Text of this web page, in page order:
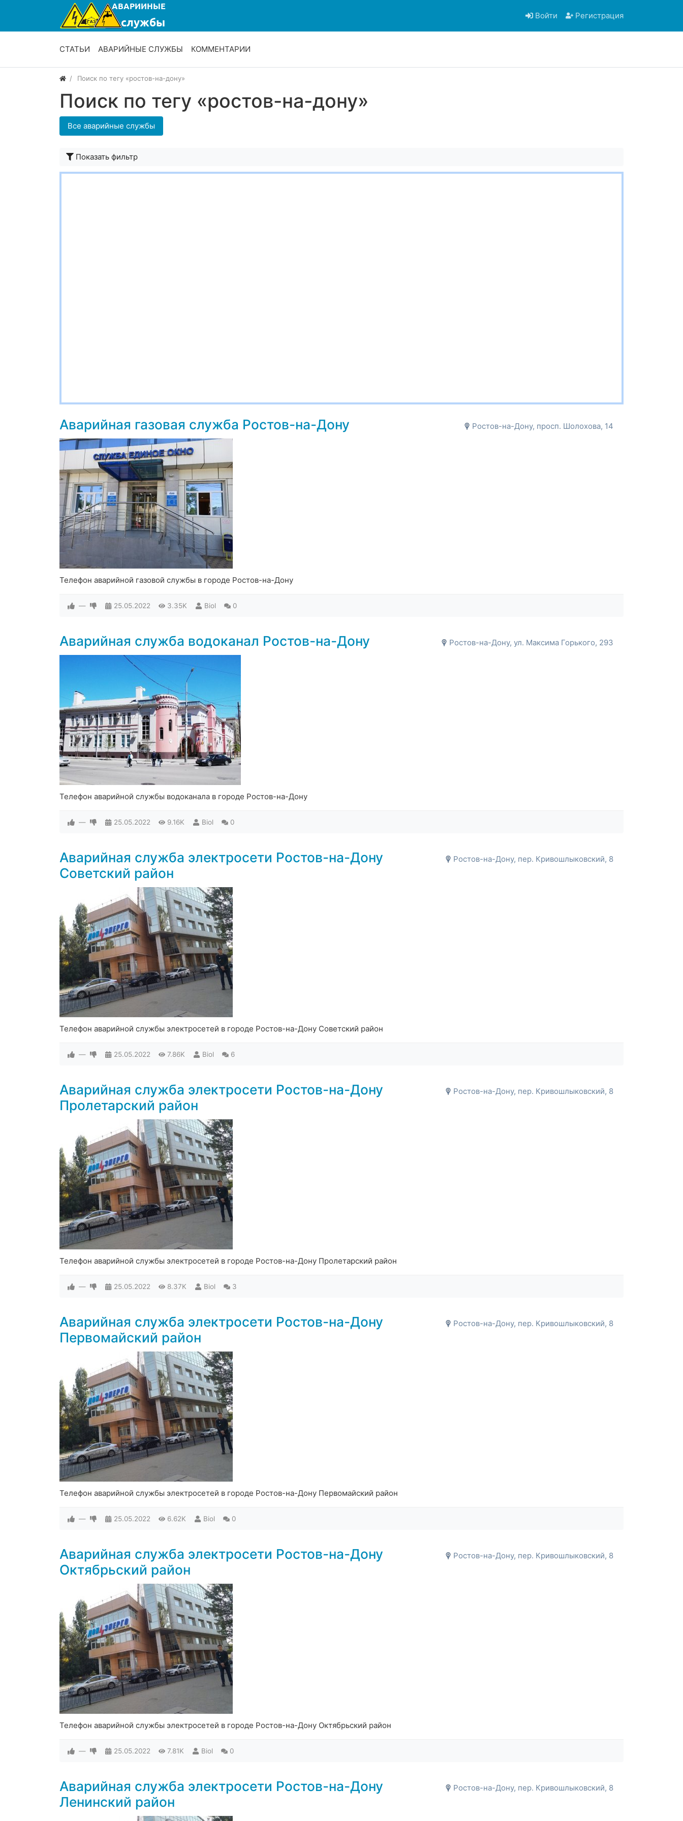
Войти Регистрация
СТАТЬИ АВАРИЙНЫЕ СЛУЖБЫ КОММЕНТАРИИ
Поиск по тегу «ростов-на-дону»
Поиск по тегу «ростов-на-дону»
Все аварийные службы
Показать фильтр
Ростов-на-Дону, просп. Шолохова, 14
Аварийная газовая служба Ростов-на-Дону
Телефон аварийной газовой службы в городе Ростов-на-Дону
— 25.05.2022 3.35K Biol 0
Ростов-на-Дону, ул. Максима Горького, 293
Аварийная служба водоканал Ростов-на-Дону
Телефон аварийной службы водоканала в городе Ростов-на-Дону
— 25.05.2022 9.16K Biol 0
Ростов-на-Дону, пер. Кривошлыковский, 8
Аварийная служба электросети Ростов-на-Дону
Советский район
Телефон аварийной службы электросетей в городе Ростов-на-Дону Советский район
— 25.05.2022 7.86K Biol 6
Ростов-на-Дону, пер. Кривошлыковский, 8
Аварийная служба электросети Ростов-на-Дону
Пролетарский район
Телефон аварийной службы электросетей в городе Ростов-на-Дону Пролетарский район
— 25.05.2022 8.37K Biol 3
Ростов-на-Дону, пер. Кривошлыковский, 8
Аварийная служба электросети Ростов-на-Дону
Первомайский район
Телефон аварийной службы электросетей в городе Ростов-на-Дону Первомайский район
— 25.05.2022 6.62K Biol 0
Ростов-на-Дону, пер. Кривошлыковский, 8
Аварийная служба электросети Ростов-на-Дону
Октябрьский район
Телефон аварийной службы электросетей в городе Ростов-на-Дону Октябрьский район
— 25.05.2022 7.81K Biol 0
Ростов-на-Дону, пер. Кривошлыковский, 8
Аварийная служба электросети Ростов-на-Дону
Ленинский район